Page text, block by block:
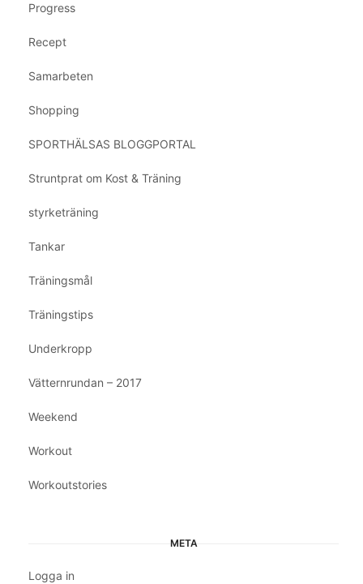
Progress
Recept
Samarbeten
Shopping
SPORTHÄLSAS BLOGGPORTAL
Struntprat om Kost & Träning
styrketräning
Tankar
Träningsmål
Träningstips
Underkropp
Vätternrundan – 2017
Weekend
Workout
Workoutstories
META
Logga in